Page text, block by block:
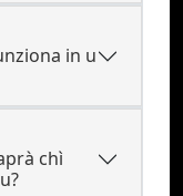
in u
chì